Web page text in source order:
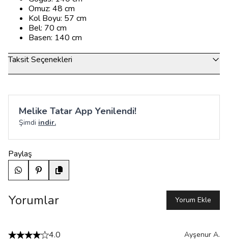
Omuz: 48 cm
Kol Boyu: 57 cm
Bel: 70 cm
Basen: 140 cm
Taksit Seçenekleri
Melike Tatar App Yenilendi!
Şimdi indir.
Paylaş
Yorumlar Yorum Ekle
4.0 Ayşenur A.